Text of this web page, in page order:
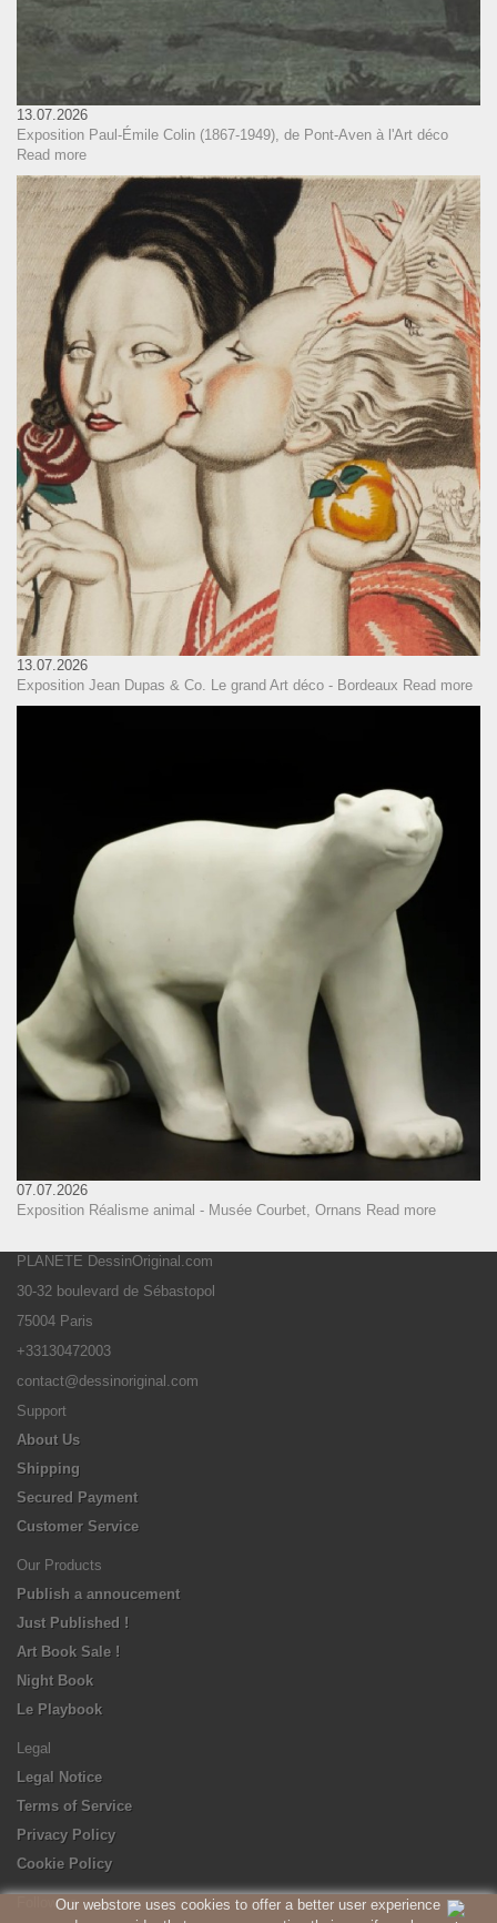
Our webstore uses cookies to offer a better user experience
13.07.2026
Exposition Paul-Émile Colin (1867-1949), de Pont-Aven à l'Art déco
Read more
13.07.2026
Exposition Jean Dupas & Co. Le grand Art déco - Bordeaux Read more
07.07.2026
Exposition Réalisme animal - Musée Courbet, Ornans Read more
PLANETE DessinOriginal.com
30-32 boulevard de Sébastopol
75004 Paris
+33130472003
contact@dessinoriginal.com
Support
About Us
Shipping
Secured Payment
Customer Service
Our Products
Publish a annoucement
Just Published !
Art Book Sale !
Night Book
Le Playbook
Legal
Legal Notice
Terms of Service
Privacy Policy
Cookie Policy
Follow us